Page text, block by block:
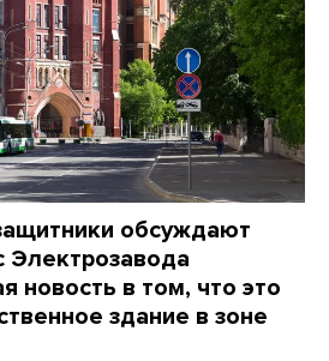
обсуждают
Электрозавода
новость в том, что это
здание в зоне